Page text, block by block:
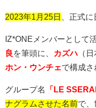
2023年1月25日 、正式
IZ*ONEメンバーとして
良 を筆頭に、 カズハ （
ホン・ウンチェで構成さ
グループ名 「LE
ナグラムさせた名前で、